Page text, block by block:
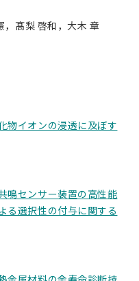
，髙梨 啓和，大木 章
物イオンの浸透に及ぼす
鳴センサー装置の高性能
る選択性の付与に関する